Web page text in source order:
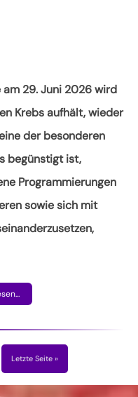
29. Juni 2026 wird
Krebs aufhält, wieder
der besonderen
begünstigt ist,
Programmierungen
sowie sich mit
Letzte Seite »